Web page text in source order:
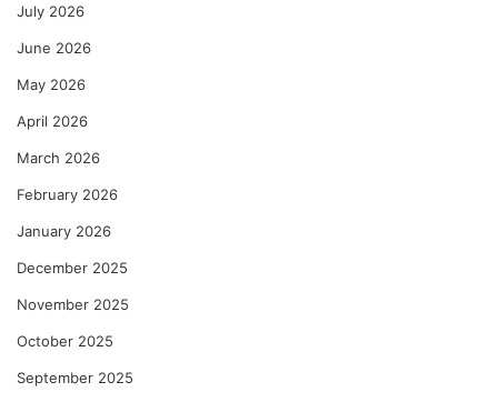
July 2026
June 2026
May 2026
April 2026
March 2026
February 2026
January 2026
December 2025
November 2025
October 2025
September 2025